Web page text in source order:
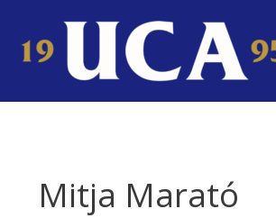
contenido
Mitja Marató